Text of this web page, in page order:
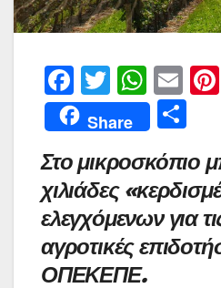
F
a
c
e
b
o
o
T
w
itt
er
W
h
at
s
A
p
p
E
m
ai
l
Share
ρ
α
σ
τε
Στο μικροσκόπιο
χιλιάδες
ελεγχόμενων για
αγροτικές
ΟΠΕΚΕΠΕ.